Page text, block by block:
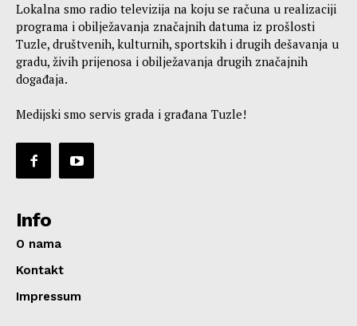
Lokalna smo radio televizija na koju se računa u realizaciji
programa i obilježavanja značajnih datuma iz prošlosti
Tuzle, društvenih, kulturnih, sportskih i drugih dešavanja u
gradu, živih prijenosa i obilježavanja drugih značajnih
događaja.
Medijski smo servis grada i građana Tuzle!
Info
O nama
Kontakt
Impressum